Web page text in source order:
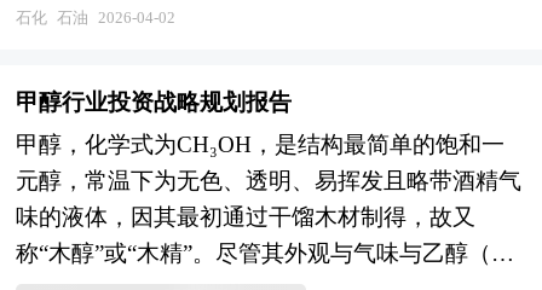
普华拥有28年的产业规划、细分市场研究及大量项
区规划落地项目案例，拥有丰富的产业园区、特色
小镇、田园综合体、文旅地产、智慧物流、乡村振
兴等类型项目规划经验。 中研普华28年的产业研
究服务经验，形成了独特的产业研究及战略投资一
体化服务体系，涉及8000多个细分行业，积累了数
十万份行业研究报告数据库、服务了20多万家企事
舱石，也是能源转型与碳中和目标下面临深刻变革
调整、国内"双碳"战略深入推进以及油气体制改革
传统燃料向综合能源化工转型，行业内涵持续拓
展，边界向天然气、氢能、CCUS、新材料等清洁
能源与高端化工方向显著延伸。 企业并购包括兼
并与收购。公司兼并是指经由转移公司所有权的形
石化 石油 2026-04-02
甲醇行业投资战略规划报告
甲醇，化学式为CH₃OH，是结构最简单的饱和一
元醇，常温下为无色、透明、易挥发且略带酒精气
味的液体，因其最初通过干馏木材制得，故又
称“木醇”或“木精”。尽管其外观与气味与乙醇（饮